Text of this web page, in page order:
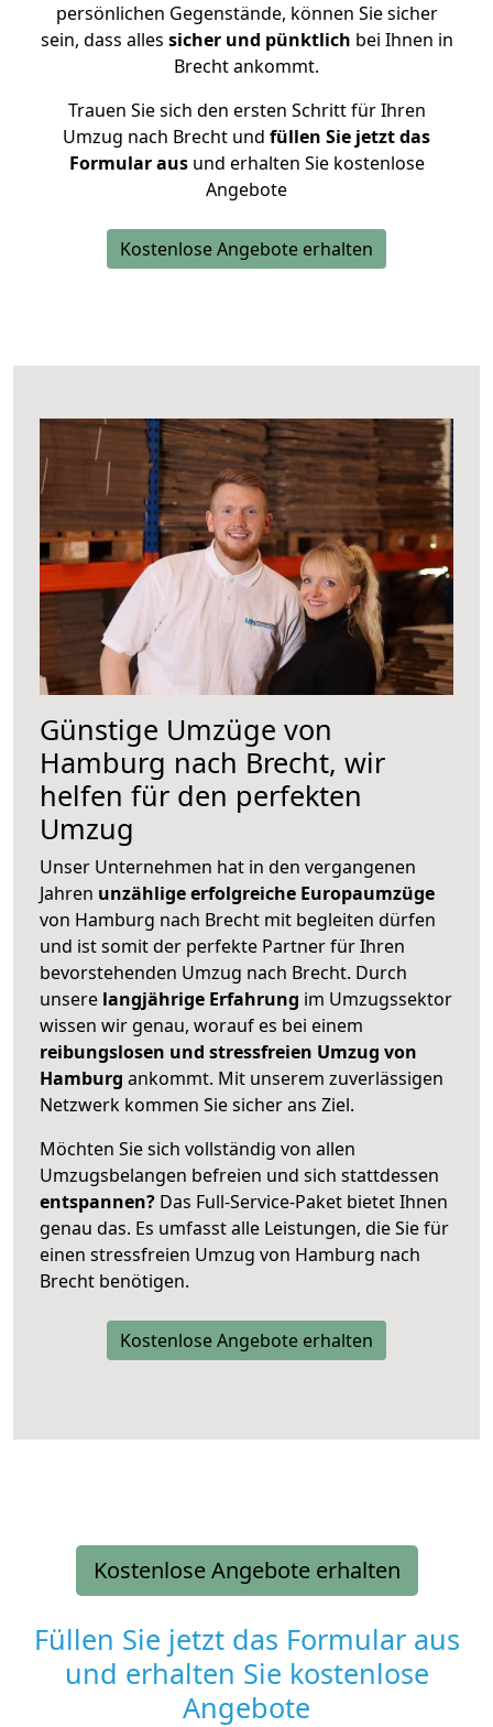
persönlichen Gegenstände, können Sie sicher
sein, dass alles sicher und pünktlich bei Ihnen in
Brecht ankommt.
Trauen Sie sich den ersten Schritt für Ihren
Umzug nach Brecht und füllen Sie jetzt das
Formular ausund erhalten Sie kostenlose
Angebote
Kostenlose Angebote erhalten
Günstige Umzüge von
Hamburg nach Brecht, wir
helfen für den perfekten
Umzug
Unser Unternehmen hat in den vergangenen
Jahren unzählige erfolgreiche Europaumzüge
von Hamburg nach Brecht mit begleiten dürfen
und ist somit der perfekte Partner für Ihren
bevorstehenden Umzug nach Brecht. Durch
unsere langjährige Erfahrung im Umzugssektor
wissen wir genau, worauf es bei einem
reibungslosen und stressfreien Umzug von
Hamburg ankommt. Mit unserem zuverlässigen
Netzwerk kommen Sie sicher ans Ziel.
Möchten Sie sich vollständig von allen
Umzugsbelangen befreien und sich stattdessen
entspannen? Das Full-Service-Paket bietet Ihnen
genau das. Es umfasst alle Leistungen, die Sie für
einen stressfreien Umzug von Hamburg nach
Brecht benötigen.
Kostenlose Angebote erhalten
Kostenlose Angebote erhalten
Füllen Sie jetzt das Formular aus
und erhalten Sie kostenlose
Angebote